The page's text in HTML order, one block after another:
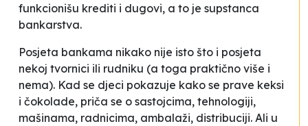
funkcionišu krediti i dugovi, a to je supstanca
bankarstva.
Posjeta bankama nikako nije isto što i posjeta
nekoj tvornici ili rudniku (a toga praktično više i
nema). Kad se djeci pokazuje kako se prave keksi
i čokolade, priča se o sastojcima, tehnologiji,
mašinama, radnicima, ambalaži, distribuciji. Ali u